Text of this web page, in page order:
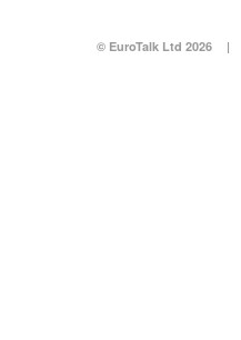
© EuroTalk Ltd 2026 |